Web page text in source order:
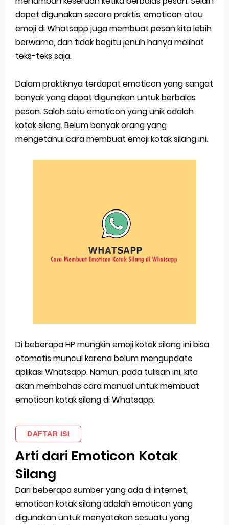
Pp Wa Couple Pasangan: Cara Terbaik Untuk Menjaga Hubungan
Cara Mengecek Windows Ori
Simpan Profil Ig Dengan Mudah
Aplikasi Togel Android: Solusi Praktis Untuk Pecinta Togel
Siap Video Call, tapi Download Aplikasinya Dulu, Abangku
Saturday, 8 August
dapat digunakan secara praktis, emoticon atau
emoji di Whatsapp juga membuat pesan kita lebih
berwarna, dan tidak begitu jenuh hanya melihat
teks-teks saja.
Dalam praktiknya terdapat emoticon yang sangat
banyak yang dapat digunakan untuk berbalas
pesan. Salah satu emoticon yang unik adalah
kotak silang. Belum banyak orang yang
mengetahui cara membuat emoji kotak silang ini.
Di beberapa HP mungkin emoji kotak silang ini bisa
otomatis muncul karena belum mengupdate
aplikasi Whatsapp. Namun, pada tulisan ini, kita
akan membahas cara manual untuk membuat
emoticon kotak silang di Whatsapp.
DAFTAR ISI
Arti dari Emoticon Kotak
Silang
Dari beberapa sumber yang ada di internet,
emoticon kotak silang adalah emoticon yang
digunakan untuk menyatakan sesuatu yang